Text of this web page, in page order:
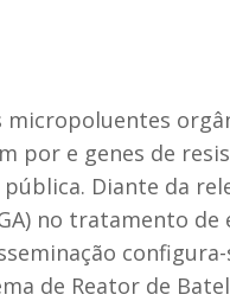
por e genes de
Diante da
no tratamento
de Reator de